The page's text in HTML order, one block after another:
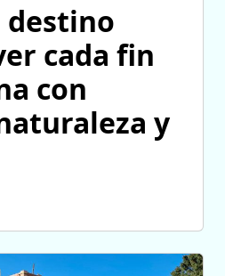
destino
cada fin
con
y